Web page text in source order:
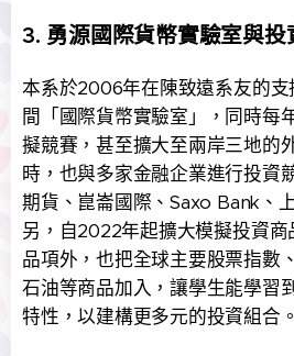
3. 勇源國際貨幣實驗室與投
本系於2006年在陳致遠系友的
間「國際貨幣實驗室」，同時每
擬競賽，甚至擴大至兩岸三地的
時，也與多家金融企業進行投資
期貨、崑崙國際、Saxo Bank、
另，自2022年起擴大模擬投資
品項外，也把全球主要股票指數
石油等商品加入，讓學生能學習
特性，以建構更多元的投資組合。